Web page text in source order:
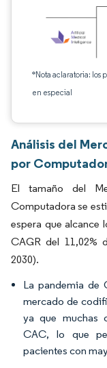
*Nota aclaratoria: los
en especial
Análisis del
por
El tamaño del
Computadora se
espera que alcance
CAGR del 11,02%
2030).
La pandemia de
mercado de
ya que muchas
CAC, lo que
pacientes con